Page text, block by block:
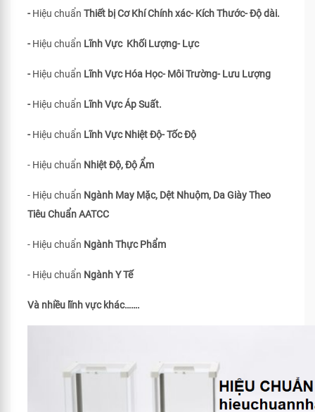
-Hiệu chuẩn Thiết bị Cơ Khí Chính xác- Kích Thước- Độ dài.
-Hiệu chuẩn Lĩnh Vực Khối Lượng- Lực
-Hiệu chuẩn Lĩnh Vực Hóa Học- Môi Trường- Lưu Lượng
-Hiệu chuẩn Lĩnh Vực Áp Suất.
-Hiệu chuẩn Lĩnh Vực Nhiệt Độ- Tốc Độ
- Hiệu chuẩn Nhiệt Độ, Độ Ẩm
- Hiệu chuẩn Ngành May Mặc, Dệt Nhuộm, Da Giày Theo
Tiêu ChuẩnAATCC
- Hiệu chuẩn Ngành Thực Phẩm
- Hiệu chuẩn Ngành Y Tế
Và nhiều lĩnh vực khác…….